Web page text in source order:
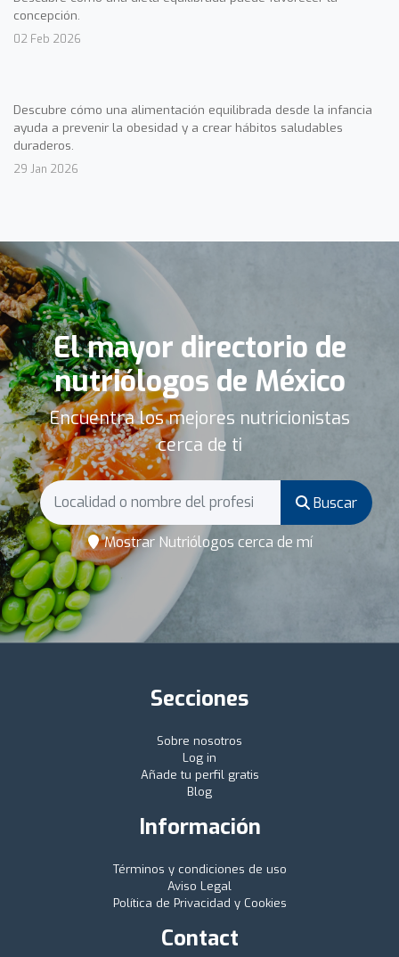
concepción.
02 Feb 2026
Descubre cómo una alimentación equilibrada desde la infancia
ayuda a prevenir la obesidad y a crear hábitos saludables
duraderos.
29 Jan 2026
El mayor directorio de
nutriólogos de México
Encuentra los mejores nutricionistas
cerca de ti
Buscar
Mostrar Nutriólogos cerca de mí
Secciones
Sobre nosotros
Log in
Añade tu perfil gratis
Blog
Información
Términos y condiciones de uso
Aviso Legal
Política de Privacidad y Cookies
Contact